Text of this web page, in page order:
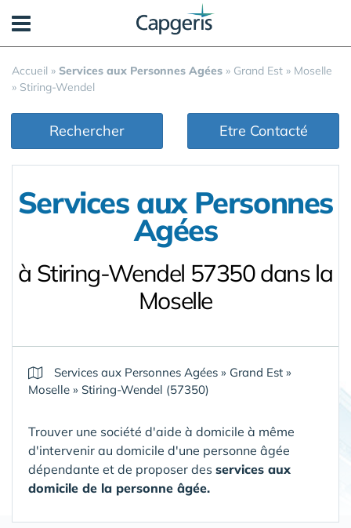
Accueil » Services aux Personnes Agées » Grand Est » Moselle
» Stiring-Wendel
Rechercher Etre Contacté
Services aux Personnes
Agées
à Stiring-Wendel 57350 dans la
Moselle
Services aux Personnes Agées » Grand Est »
Moselle » Stiring-Wendel (57350)
Trouver une société d'aide à domicile à même
d'intervenir au domicile d'une personne âgée
dépendante et de proposer des services aux
domicile de la personne âgée.